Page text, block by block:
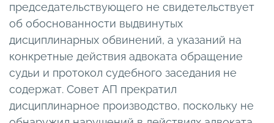
председательствующего не свидетельствует
об обоснованности выдвинутых
дисциплинарных обвинений, а указаний на
конкретные действия адвоката обращение
судьи и протокол судебного заседания не
содержат. Совет АП прекратил
дисциплинарное производство, поскольку не